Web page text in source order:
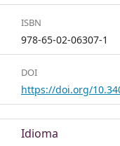
ISBN
978-65-02-06307-1
DOI
https://doi.org/
Idioma